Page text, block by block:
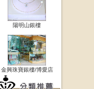
陽明山銀樓
金興珠寶銀樓/博愛店